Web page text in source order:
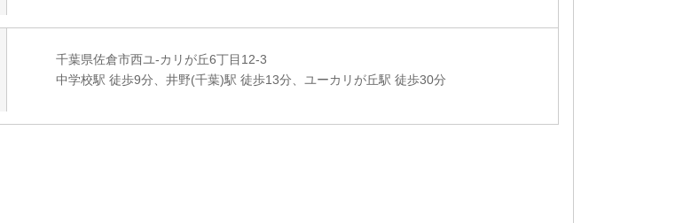
千葉県佐倉市西ユ-カリが丘6丁目12-3
中学校駅 徒歩9分、井野(千葉)駅 徒歩13分、ユーカリが丘駅 徒歩30分